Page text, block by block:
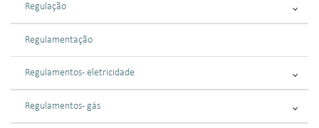
Regulação
Regulamentação
Regulamentos - eletricidade
Regulamentos - gás